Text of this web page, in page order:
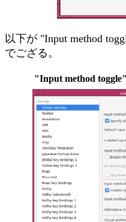
以下が "Input method
でござる。
"Input method